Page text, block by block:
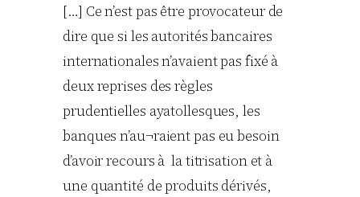
[…] Ce n’est pas être provocateur de
dire que si les autorités bancaires
internationales n’avaient pas fixé à
deux reprises des règles
prudentielles ayatollesques, les
banques n’au¬raient pas eu besoin
d’avoir recours à la titrisation et à
une quantité de produits dérivés,